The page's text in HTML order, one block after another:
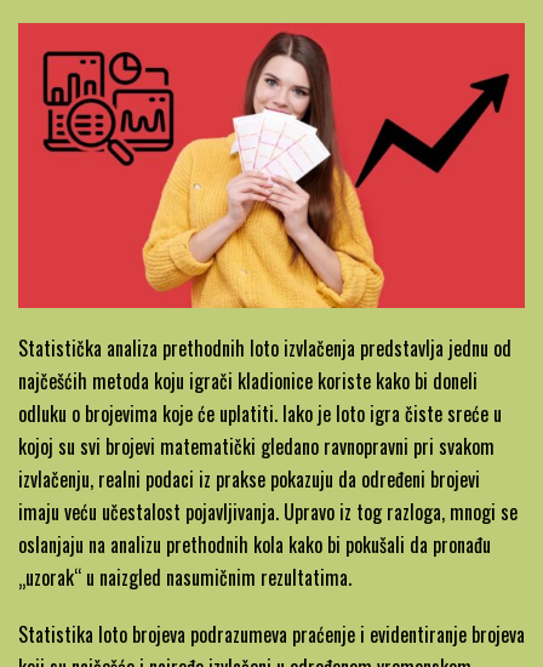
Statistička analiza prethodnih loto izvlačenja predstavlja jednu od
najčešćih metoda koju igrači kladionice koriste kako bi doneli
odluku o brojevima koje će uplatiti. Iako je loto igra čiste sreće u
kojoj su svi brojevi matematički gledano ravnopravni pri svakom
izvlačenju, realni podaci iz prakse pokazuju da određeni brojevi
imaju veću učestalost pojavljivanja. Upravo iz tog razloga, mnogi se
oslanjaju na analizu prethodnih kola kako bi pokušali da pronađu
„uzorak“ u naizgled nasumičnim rezultatima.
Statistika loto brojeva podrazumeva praćenje i evidentiranje brojeva